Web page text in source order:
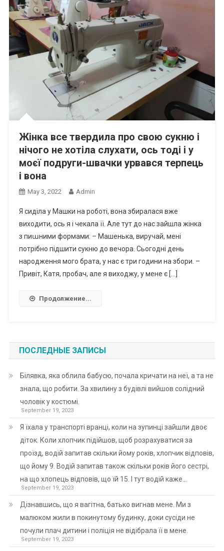
Жінка все твердила про свою сукню і
нічого не хотіла слухати, ось тоді і у
моєї подруги-швачки урвався терпець
і вона
May 3, 2022 Admin
Я сиділа у Машки на роботі, вона збиралася вже
виходити, ось я і чекала її. Але тут до нас зайшла жінка
з пиաними формами: – Машенька, виручай, мені
потрібно підшити сукню до вечора. Сьогодні день
народження мого брата, у нас є три години на збори. –
Привіт, Катя, пробач, але я виходжу, у мене є […]
Продолжение...
ПОСЛЕДНЫЕ ЗАПИСЫ
Білявка, яка облила бабусю, почала кричати на неї, а та не
знала, що робити. За хвилину з будівлі вийшов солідний
чоловік у костюмі.
September 19, 2023
Я їхала у транспорті вранці, коли на зупинці зайшли двоє
діток. Коли хлопчик підійшов, щоб розрахуватися за
проїзд, водій запитав скільки йому років, хлопчик відповів,
що йому 9. Водій запитав також скільки років його сестрі,
на що хлопець відповів, що їй 15. І тут водій каже…
September 19, 2023
Дізнавшись, що я вагітна, батько вигнав мене. Ми з
малюком жили в покинутому будинку, доки сусіди не
почули плач дитини і поліція не відібрала її в мене.
September 19, 2023